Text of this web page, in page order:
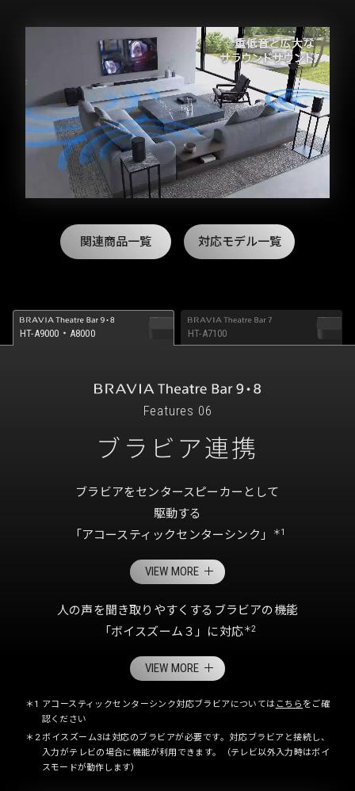
関連商品一覧 対応モデル一覧
HT-A9000・A8000 HT-A7100
Features 06
ブラビア連携
ブラビアをセンタースピーカーとして
駆動する
「アコースティックセンターシンク」
＊1
VIEW MORE
人の声を聞き取りやすくするブラビアの機能
「ボイスズーム３」に対応＊2
VIEW MORE
＊1 アコースティックセンターシンク対応ブラビアについては こちら をご確
認ください
＊2 ボイスズーム3は対応のブラビアが必要です。対応ブラビアと接続し、
入力がテレビの場合に機能が利用できます。（テレビ以外入力時はボイ
スモードが動作します）